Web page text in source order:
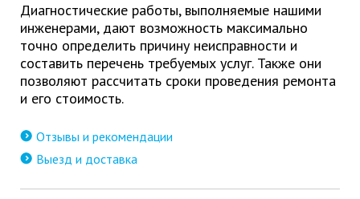
Диагностические работы, выполняемые нашими
инженерами, дают возможность максимально
точно определить причину неисправности и
составить перечень требуемых услуг. Также они
позволяют рассчитать сроки проведения ремонта
и его стоимость.
Отзывы и рекомендации
Выезд и доставка